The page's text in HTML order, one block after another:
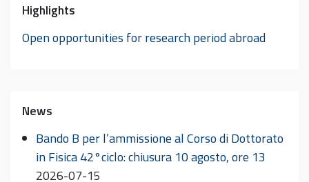
Highlights
Open opportunities for research period abroad
News
Bando B per l’ammissione al Corso di Dottorato
in Fisica 42°ciclo: chiusura 10 agosto, ore 13
2026-07-15